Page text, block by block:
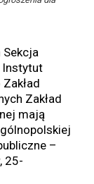
Instytut
Zakład
mają
–
25-